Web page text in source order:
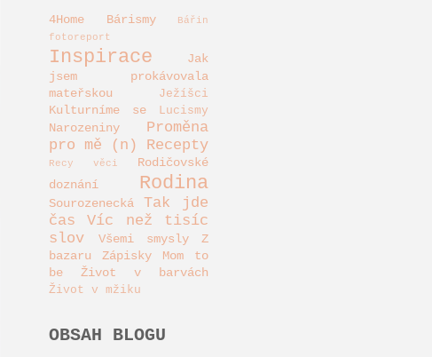
4Home Bárismy
Bářin
fotoreport
Inspirace
Jak
jsem prokávovala
mateřskou
Ježíšci
Kulturníme se Lucismy
Narozeniny
Proměna
pro mě (n)
Recepty
Recy věci
Rodičovské
doznání
Rodina
Sourozenecká
Tak jde
čas
Víc než tisíc
slov
Všemi smysly
Z
bazaru
Zápisky Mom to
be
Život v barvách
Život v mžiku
OBSAH BLOGU